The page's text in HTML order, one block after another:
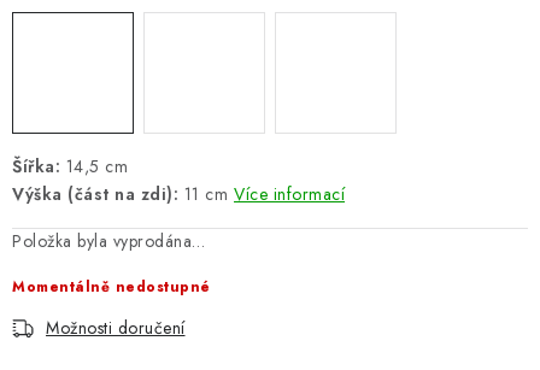
HODNOCENÍ OBCHODU
B2B - VELKOOBCHOD
NAPIŠTE NÁM
BLOG
Šířka: 14,5 cm
Výška (část na zdi): 11 cm Více informací
Položka byla vyprodána…
Momentálně nedostupné
Možnosti doručení